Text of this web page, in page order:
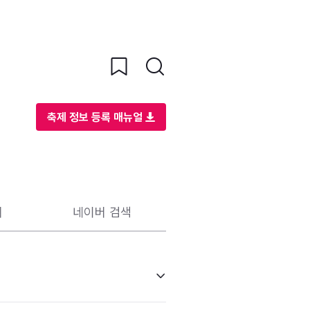
축제 정보 등록 매뉴얼
네이버 검색